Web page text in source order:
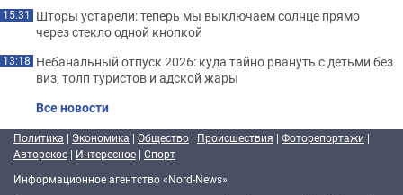
15:31 Шторы устарели: теперь мы выключаем солнце прямо
через стекло одной кнопкой
13:18 Небанальный отпуск 2026: куда тайно рвануть с детьми без
виз, толп туристов и адской жары
Все новости
Политика | Экономика | Общество | Происшествия | Фоторепортажи |
Авторское | Интересное | Спорт
Информационное агентство «Nord-News»